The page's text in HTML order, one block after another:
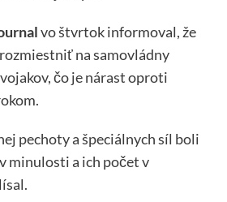
vo štvrtok informoval, že
na samovládny
čo je nárast oproti
pechoty a špeciálnych síl boli
minulosti a ich počet v